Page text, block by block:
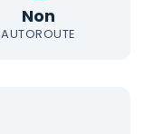
Non
AUTOROUTE